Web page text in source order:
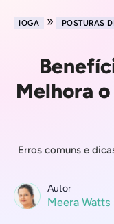
IOGA » POSTURAS
Melhora
Erros comuns e
Autor
Meera Watts